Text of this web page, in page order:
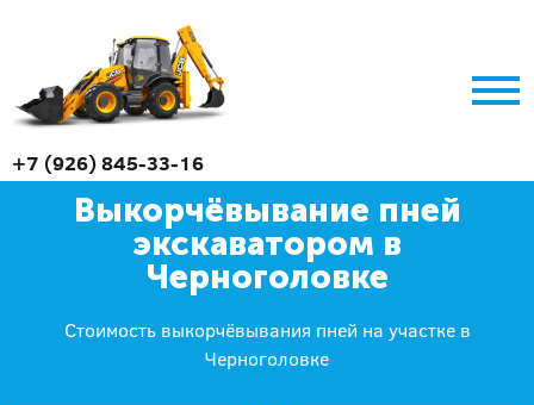
+7 (926) 845-33-16
Выкорчёвывание пней
экскаватором в
Черноголовке
Стоимость выкорчёвывания пней на участке в
Черноголовке